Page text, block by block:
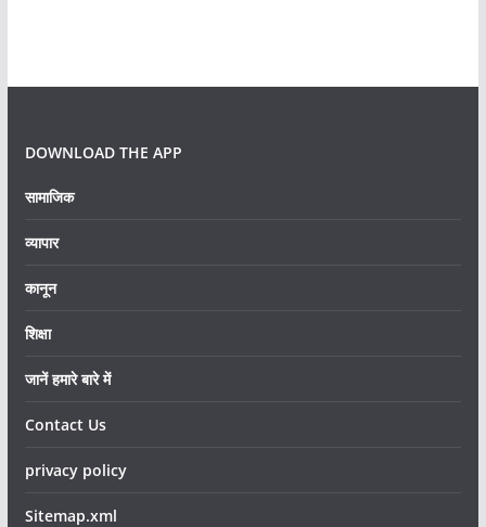
DOWNLOAD THE APP
सामाजिक
व्यापार
कानून
शिक्षा
जानें हमारे बारे में
Contact Us
privacy policy
Sitemap.xml